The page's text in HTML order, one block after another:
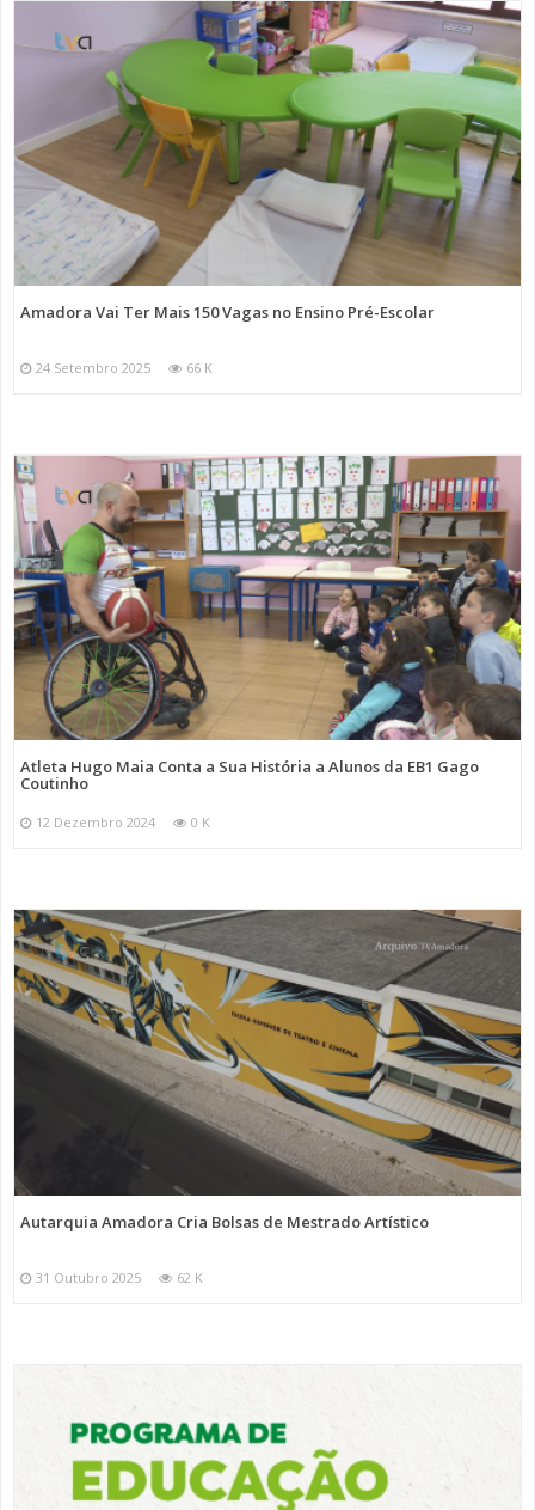
Amadora Vai Ter Mais 150 Vagas no Ensino Pré-Escolar
24 Setembro 2025 66 K
Atleta Hugo Maia Conta a Sua História a Alunos da EB1 Gago
Coutinho
12 Dezembro 2024 0 K
Autarquia Amadora Cria Bolsas de Mestrado Artístico
31 Outubro 2025 62 K